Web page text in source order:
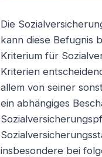
Sie sind? *
Angestellter
Die
kann diese Befugnis
Kriterium für
Kriterien
allem von seiner
ein abhängiges
insbesondere bei